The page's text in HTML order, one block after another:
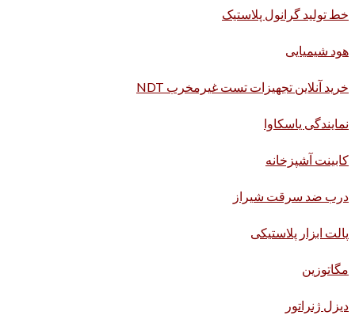
خط تولید گرانول پلاستیک
هود شیمیایی
خرید آنلاین تجهیزات تست غیرمخرب NDT
نمایندگی یاسکاوا
کابینت آشپزخانه
درب ضد سرقت شیراز
پالت ابزار پلاستیکی
مگاتوزین
دیزل ژنراتور